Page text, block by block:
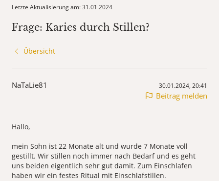
Letzte Aktualisierung am: 31.01.2024
Frage: Karies durch Stillen?
Übersicht
NaTaLie81 30.01.2024, 20:41
Beitrag melden
Hallo,
mein Sohn ist 22 Monate alt und wurde 7 Monate voll
gestillt. Wir stillen noch immer nach Bedarf und es geht
uns beiden eigentlich sehr gut damit. Zum Einschlafen
haben wir ein festes Ritual mit Einschlafstillen.